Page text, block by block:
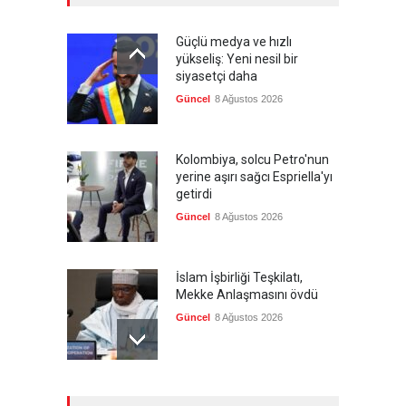
Güçlü medya ve hızlı
yükseliş: Yeni nesil bir
siyasetçi daha
Güncel 8 Ağustos 2026
Kolombiya, solcu Petro'nun
yerine aşırı sağcı Espriella'yı
getirdi
Güncel 8 Ağustos 2026
İslam İşbirliği Teşkilatı,
Mekke Anlaşmasını övdü
Güncel 8 Ağustos 2026